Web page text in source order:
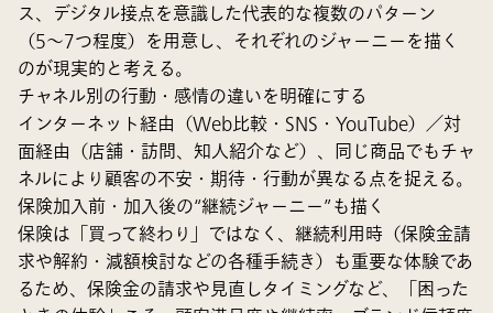
ス、デジタル接点を意識した代表的な複数のパターン
（5〜7つ程度）を用意し、それぞれのジャーニーを描く
のが現実的と考える。
チャネル別の行動・感情の違いを明確にする
インターネット経由（Web比較・SNS・YouTube）／対
面経由（店舗・訪問、知人紹介など）、同じ商品でもチャ
ネルにより顧客の不安・期待・行動が異なる点を捉える。
保険加入前・加入後の“継続ジャーニー”も描く
保険は「買って終わり」ではなく、継続利用時（保険金請
求や解約・減額検討などの各種手続き）も重要な体験であ
るため、保険金の請求や見直しタイミングなど、「困った